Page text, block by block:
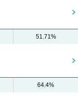
51.71%
64.4%